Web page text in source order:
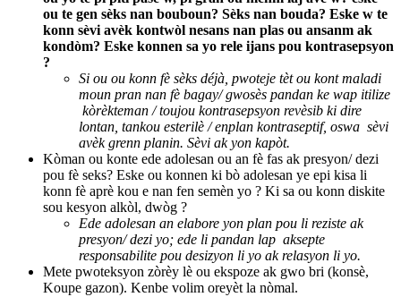
ou te gen sèks nan bouboun? Sèks nan bouda? Eske w te
konn sèvi avèk kontwòl nesans nan plas ou ansanm ak
kondòm? Eske konnen sa yo rele ijans pou kontrasepsyon
?
Si ou ou konn fè sèks déjà, pwoteje tèt ou kont maladi
moun pran nan fè bagay/ gwosès pandan ke wap itilize
kòrèkteman / toujou kontrasepsyon revèsib ki dire
lontan, tankou esterilè / enplan kontraseptif, oswa sèvi
avèk grenn planin. Sèvi ak yon kapòt.
Kòman ou konte ede adolesan ou an fè fas ak presyon/ dezi
pou fè seks? Eske ou konnen ki bò adolesan ye epi kisa li
konn fè aprè kou e nan fen semèn yo ? Ki sa ou konn diskite
sou kesyon alkòl, dwòg ?
Ede adolesan an elabore yon plan pou li reziste ak
presyon/ dezi yo; ede li pandan lap aksepte
responsabilite pou desizyon li yo ak relasyon li yo.
Mete pwoteksyon zòrèy lè ou ekspoze ak gwo bri (konsè,
Koupe gazon). Kenbe volim oreyèt la nòmal.